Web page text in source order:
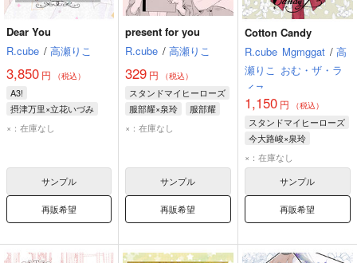
Dear You
R.cube / 高瀬りこ
3,850 円 （税込）
A3!
摂津万里×立花いづみ
摂津万里
×：在庫なし
サンプル
再販希望
present for you
R.cube / 高瀬りこ
329 円 （税込）
スタンドマイヒーローズ
服部耀×泉玲
服部耀
泉玲
×：在庫なし
サンプル
再販希望
Cotton Candy
R.cube Mgmggat / 高
瀬りこ おむ・ザ・ラ
イス
1,150円 （税込）
スタンドマイヒーローズ
今大路峻×泉玲
今大路峻
×：在庫なし
サンプル
再販希望